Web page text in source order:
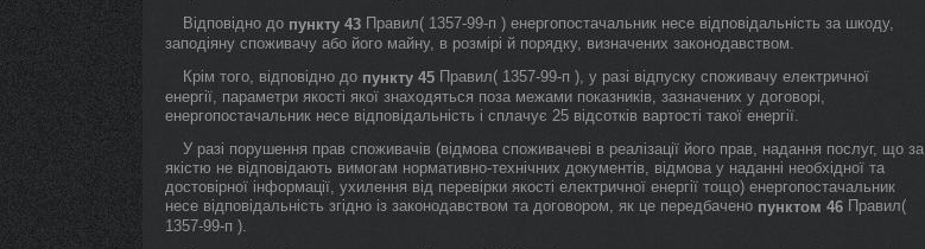
Відповідно до пункту 43 Правил( 1357-99-п ) енергопостачальник несе відповідальність за шкоду,
заподіяну споживачу або його майну, в розмірі й порядку, визначених законодавством.
Крім того, відповідно до пункту 45 Правил( 1357-99-п ), у разі відпуску споживачу електричної
енергії, параметри якості якої знаходяться поза межами показників, зазначених у договорі,
енергопостачальник несе відповідальність і сплачує 25 відсотків вартості такої енергії.
У разі порушення прав споживачів (відмова споживачеві в реалізації його прав, надання послуг, що за
якістю не відповідають вимогам нормативно-технічних документів, відмова у наданні необхідної та
достовірної інформації, ухилення від перевірки якості електричної енергії тощо) енергопостачальник
несе відповідальність згідно із законодавством та договором, як це передбачено пунктом 46 Правил(
1357-99-п ).